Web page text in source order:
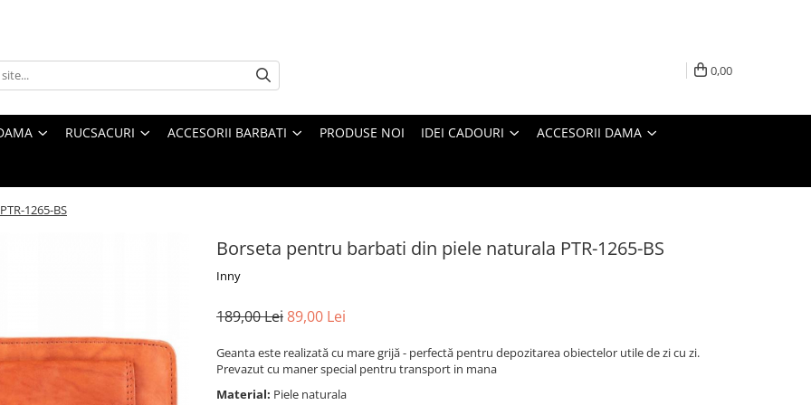
0,00
RUCSACURI ACCESORII BARBATI PRODUSE NOI IDEI CADOURI ACCESORII DAMA
1265-BS
Borseta pentru barbati din piele naturala PTR-1265-BS
Inny
189,00 Lei89,00 Lei
Geanta este realizată cu mare grijă - perfectă pentru depozitarea obiectelor utile de zi cu zi.
Prevazut cu maner special pentru transport in mana
Material: Piele naturala